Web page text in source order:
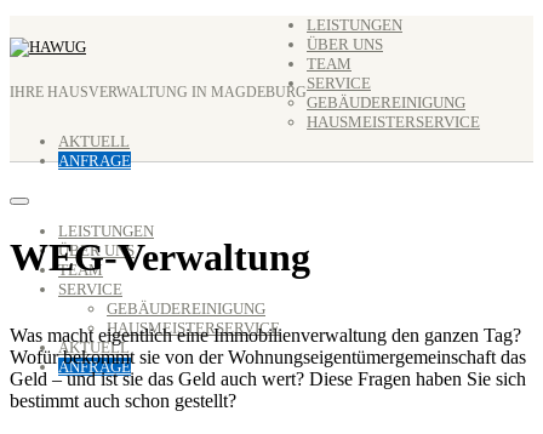
Inhalt
IHRE HAUSVERWALTUNG IN MAGDEBURG
LEISTUNGEN
ÜBER UNS
TEAM
SERVICE
GEBÄUDEREINIGUNG
HAUSMEISTERSERVICE
AKTUELL
ANFRAGE
LEISTUNGEN
ÜBER UNS
TEAM
SERVICE
GEBÄUDEREINIGUNG
HAUSMEISTERSERVICE
AKTUELL
ANFRAGE
WEG-Verwaltung
Was macht eigentlich eine Immobilienverwaltung den ganzen Tag?
Wofür bekommt sie von der Wohnungseigentümergemeinschaft das
Geld – und ist sie das Geld auch wert? Diese Fragen haben Sie sich
bestimmt auch schon gestellt?